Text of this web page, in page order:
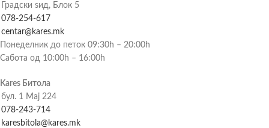
Градски ѕид, Блок 5
078-254-617
centar@kares.mk
Понеделник до петок 09:30h – 20:00h
Сабота од 10:00h – 16:00h
Kares Битола
бул. 1 Мај 224
078-243-714
karesbitola@kares.mk